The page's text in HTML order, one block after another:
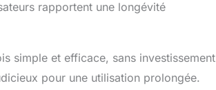
rapportent une longévité
simple et efficace, sans investissement
pour une utilisation prolongée.